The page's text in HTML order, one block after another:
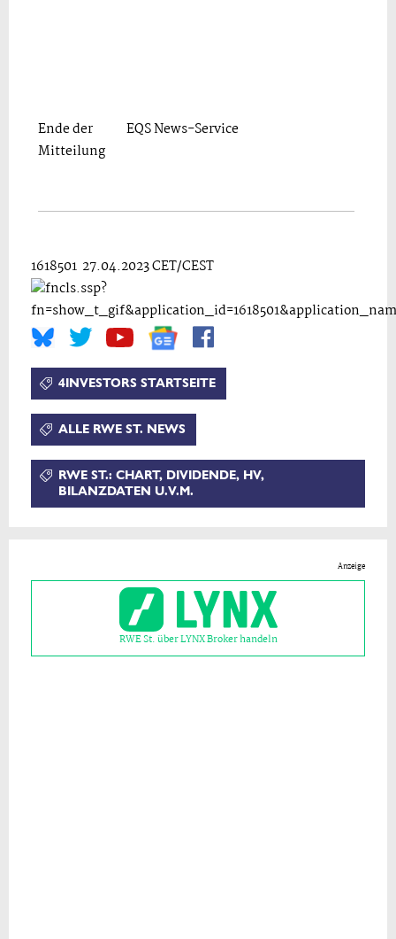
Ende der
Mitteilung
EQS News-Service
1618501 27.04.2023 CET/CEST
4INVESTORS STARTSEITE
ALLE RWE ST. NEWS
RWE ST.: CHART, DIVIDENDE, HV,
BILANZDATEN U.V.M.
Anzeige
RWE St. über LYNX Broker handeln